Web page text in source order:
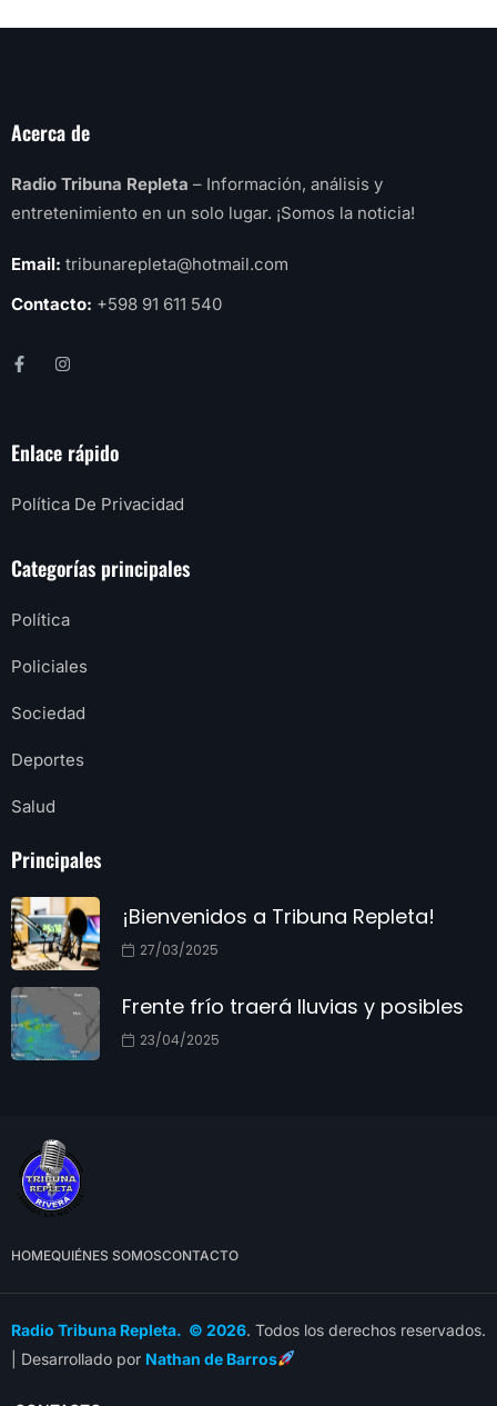
Acerca de
Radio Tribuna Repleta – Información, análisis y
entretenimiento en un solo lugar. ¡Somos la noticia!
Email: tribunarepleta@hotmail.com
Contacto: +598 91 611 540
Enlace rápido
Política De Privacidad
Categorías principales
Política
Policiales
Sociedad
Deportes
Salud
Principales
¡Bienvenidos a Tribuna Repleta!
27/03/2025
Frente frío traerá lluvias y posibles
23/04/2025
HOMEQUIÉNES SOMOSCONTACTO
Radio Tribuna Repleta. © 2026. Todos los derechos reservados.
| Desarrollado por Nathan de Barros